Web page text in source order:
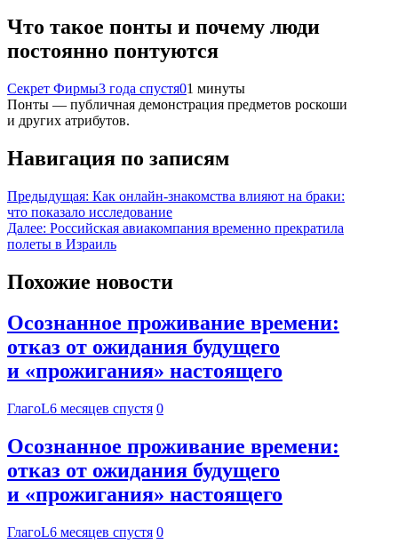
Что такое понты и почему люди
постоянно понтуются
Секрет Фирмы3 года спустя01 минуты
Понты — публичная демонстрация предметов роскоши
и других атрибутов.
Навигация по записям
Предыдущая: Как онлайн-знакомства влияют на браки:
что показало исследование
Далее: Российская авиакомпания временно прекратила
полеты в Израиль
Похожие новости
Осознанное проживание времени:
отказ от ожидания будущего
и «прожигания» настоящего
ГлагоL6 месяцев спустя 0
Осознанное проживание времени:
отказ от ожидания будущего
и «прожигания» настоящего
ГлагоL6 месяцев спустя 0